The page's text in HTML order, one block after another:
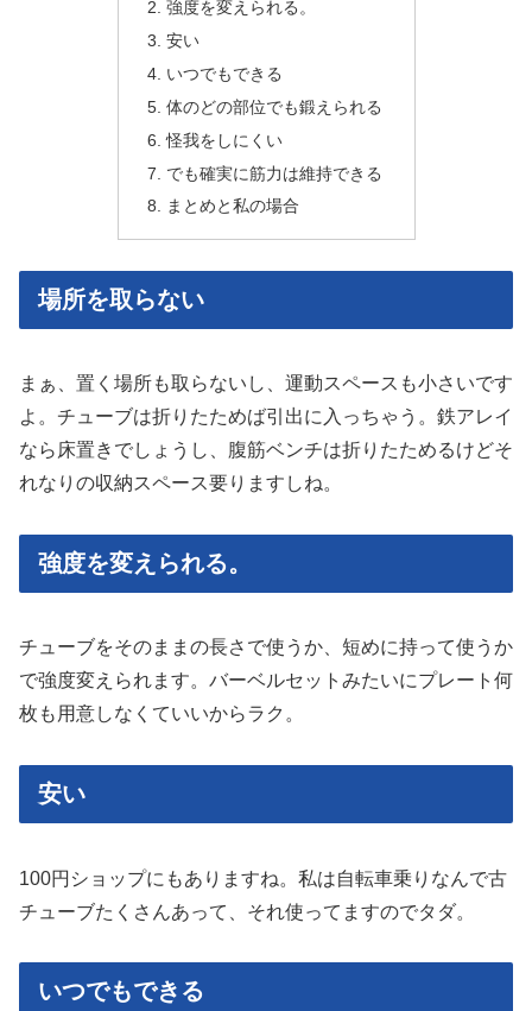
強度を変えられる。
安い
いつでもできる
体のどの部位でも鍛えられる
怪我をしにくい
でも確実に筋力は維持できる
まとめと私の場合
場所を取らない
まぁ、置く場所も取らないし、運動スペースも小さいです
よ。チューブは折りたためば引出に入っちゃう。鉄アレイ
なら床置きでしょうし、腹筋ベンチは折りたためるけどそ
れなりの収納スペース要りますしね。
強度を変えられる。
チューブをそのままの長さで使うか、短めに持って使うか
で強度変えられます。バーベルセットみたいにプレート何
枚も用意しなくていいからラク。
安い
100円ショップにもありますね。私は自転車乗りなんで古
チューブたくさんあって、それ使ってますのでタダ。
いつでもできる